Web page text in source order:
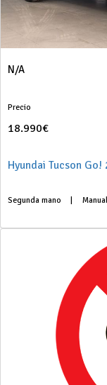
N/A
Precio
18.990€
Hyundai Tucson
Segunda mano Manual